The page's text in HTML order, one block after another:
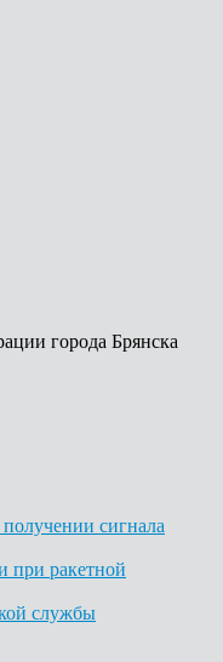
города Брянска